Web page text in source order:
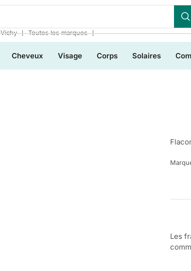
Vichy ❘ Toutes les marques ❘
Cheveux Visage Corps Solaires
Les